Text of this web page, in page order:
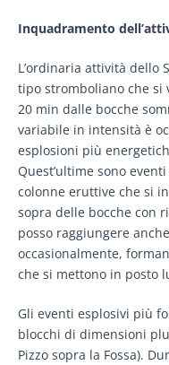
Inquadramento
L’ordinaria attività dello
tipo stromboliano che si
20 min dalle bocche
variabile in intensità è
esplosioni più
Quest’ultime sono
colonne eruttive che si
sopra delle bocche con
posso raggiungere
occasionalmente,
che si mettono in posto
Gli eventi esplosivi più
blocchi di dimensioni
Pizzo sopra la Fossa).